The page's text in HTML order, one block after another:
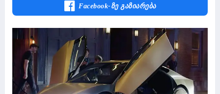
Facebook-Ზე Გაზიარება